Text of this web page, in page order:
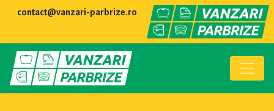
contact@vanzari-parbrize.ro